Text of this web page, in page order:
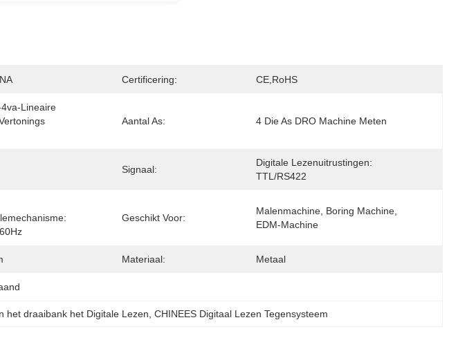
Certificering: CE,RoHS
Lineaire
Aantal As: 4 Die As DRO Machine Meten
Signaal:
Digitale Lezenuitrustingen:
TTL/RS422
Geschikt Voor:
Malenmachine, Boring Machine,
EDM-Machine
Materiaal: Metaal
het draaibank het Digitale Lezen , CHINEES Digitaal Lezen Tegensysteem